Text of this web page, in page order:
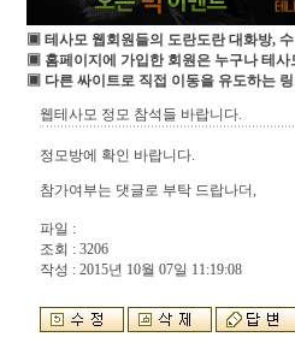
▣ 테사모 웹회원들의 도란도란 대화방,
▣ 홈페이지에 가입한 회원은 누구나 테사
▣ 다른 싸이트로 직접 이동을 유도하는
웹테사모 정모 참석들 바랍니다.
정모방에 확인 바랍니다.
참가여부는 댓글로 부탁 드랍나더,
파일 :
조회 : 3206
작성 : 2015년 10월 07일 11:19:08